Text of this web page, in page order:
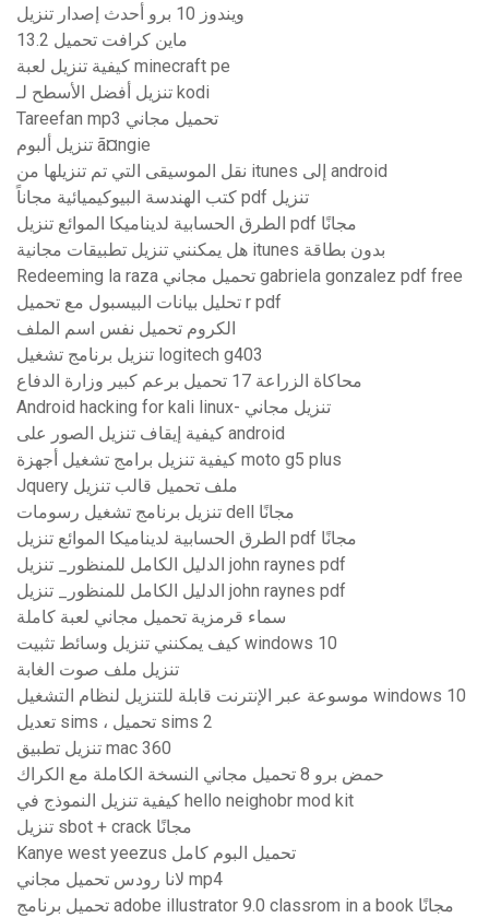
ويندوز 10 برو أحدث إصدار تنزيل
ماين كرافت تحميل 13.2
كيفية تنزيل لعبة minecraft pe
تنزيل أفضل الأسطح لـ kodi
Tareefan mp3 تحميل مجاني
تنزيل ألبوم ã¤ngie
نقل الموسيقى التي تم تنزيلها من itunes إلى android
كتب الهندسة البيوكيميائية مجاناً pdf تنزيل
الطرق الحسابية لديناميكا الموائع تنزيل pdf مجانًا
هل يمكنني تنزيل تطبيقات مجانية itunes بدون بطاقة
Redeeming la raza تحميل مجاني gabriela gonzalez pdf free
تحليل بيانات البيسبول مع تحميل r pdf
الكروم تحميل نفس اسم الملف
تنزيل برنامج تشغيل logitech g403
محاكاة الزراعة 17 تحميل برعم كبير وزارة الدفاع
Android hacking for kali linux- تنزيل مجاني
كيفية إيقاف تنزيل الصور على android
كيفية تنزيل برامج تشغيل أجهزة moto g5 plus
Jquery ملف تحميل قالب تنزيل
تنزيل برنامج تشغيل رسومات dell مجانًا
الطرق الحسابية لديناميكا الموائع تنزيل pdf مجانًا
الدليل الكامل للمنظور_ تنزيل john raynes pdf
الدليل الكامل للمنظور_ تنزيل john raynes pdf
سماء قرمزية تحميل مجاني لعبة كاملة
كيف يمكنني تنزيل وسائط تثبيت windows 10
تنزيل ملف صوت الغابة
موسوعة عبر الإنترنت قابلة للتنزيل لنظام التشغيل windows 10
تعديل sims ، تحميل sims 2
تنزيل تطبيق mac 360
حمض برو 8 تحميل مجاني النسخة الكاملة مع الكراك
كيفية تنزيل النموذج في hello neighobr mod kit
تنزيل sbot + crack مجانًا
Kanye west yeezus تحميل البوم كامل
لانا رودس تحميل مجاني mp4
تحميل برنامج adobe illustrator 9.0 classrom in a book مجانًا